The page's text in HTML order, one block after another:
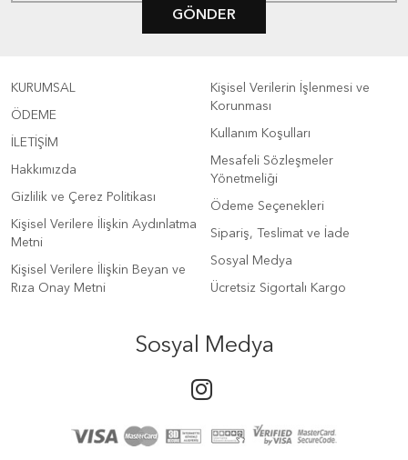
GÖNDER
KURUMSAL
ÖDEME
İLETİŞİM
Hakkımızda
Gizlilik ve Çerez Politikası
Kişisel Verilere İlişkin Aydınlatma
Metni
Kişisel Verilere İlişkin Beyan ve
Rıza Onay Metni
Kişisel Verilerin İşlenmesi ve
Korunması
Kullanım Koşulları
Mesafeli Sözleşmeler
Yönetmeliği
Ödeme Seçenekleri
Sipariş, Teslimat ve İade
Sosyal Medya
Ücretsiz Sigortalı Kargo
Sosyal Medya